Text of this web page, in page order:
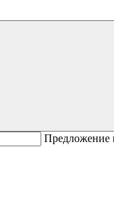
Предложение